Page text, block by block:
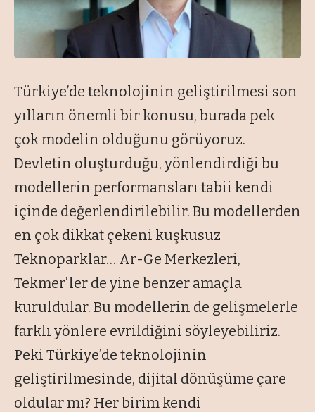
Türkiye’de teknolojinin geliştirilmesi son
yılların önemli bir konusu, burada pek
çok modelin olduğunu görüyoruz.
Devletin oluşturduğu, yönlendirdiği bu
modellerin performansları tabii kendi
içinde değerlendirilebilir. Bu modellerden
en çok dikkat çekeni kuşkusuz
Teknoparklar… Ar-Ge Merkezleri,
Tekmer’ler de yine benzer amaçla
kuruldular. Bu modellerin de gelişmelerle
farklı yönlere evrildiğini söyleyebiliriz.
Peki Türkiye’de teknolojinin
geliştirilmesinde, dijital dönüşüme çare
oldular mı? Her birim kendi